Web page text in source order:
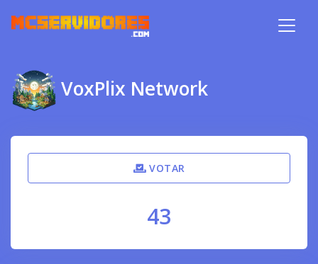
VoxPlix Network
VOTAR
43